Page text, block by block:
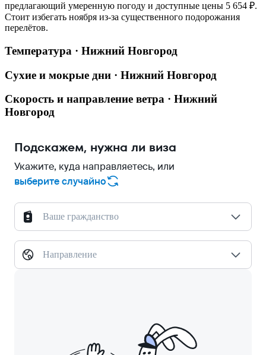
предлагающий умеренную погоду и доступные цены 5 654 ₽.
Стоит избегать ноября из-за существенного подорожания
перелётов.
Температура · Нижний Новгород
Сухие и мокрые дни · Нижний Новгород
Скорость и направление ветра · Нижний
Новгород
Подскажем, нужна ли виза
Укажите, куда направляетесь, или
выберите случайно
Ваше гражданство
Направление